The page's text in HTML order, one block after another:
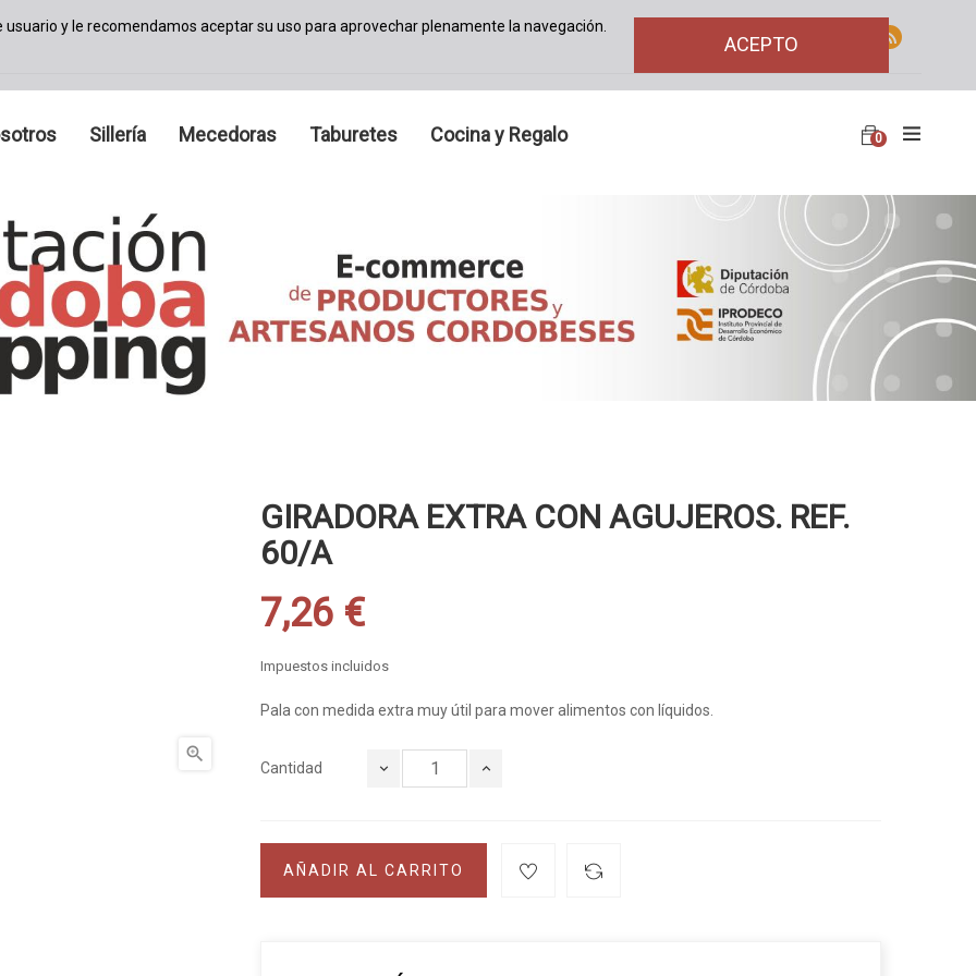
y le recomendamos aceptar su uso para aprovechar plenamente la navegación.
ACEPTO
Sillería Mecedoras Taburetes Cocina y Regalo 0

GIRADORA EXTRA CON AGUJEROS. REF.
60/A
7,26 €
Impuestos incluidos
Pala con medida extra muy útil para mover alimentos con líquidos.
Cantidad
AÑADIR AL CARRITO